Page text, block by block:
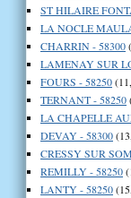
ST HILAIRE
LA NOCLE
CHARRIN - 58300
LAMENAY SUR
FOURS - 58250
TERNANT - 58250
LA CHAPELLE
DEVAY - 58300
CRESSY SUR
REMILLY - 58250
LANTY - 58250